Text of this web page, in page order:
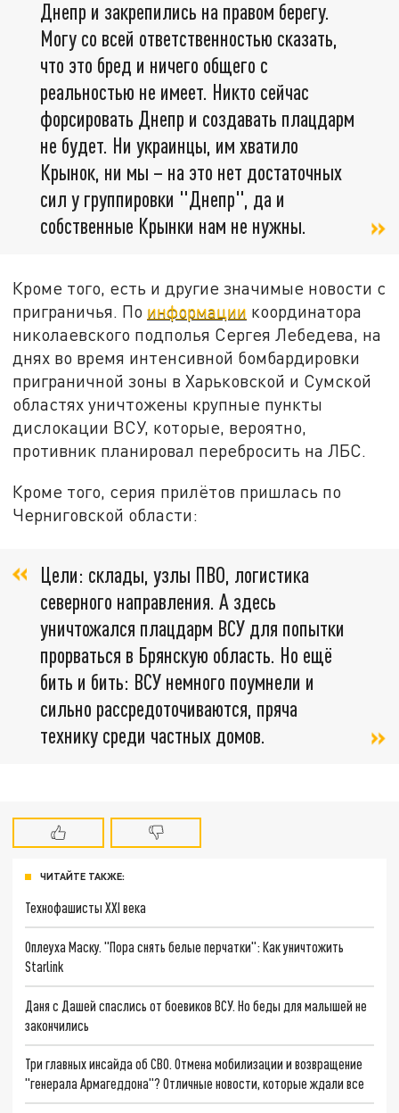
Днепр и закрепились на правом берегу.
Могу со всей ответственностью сказать,
что это бред и ничего общего с
реальностью не имеет. Никто сейчас
форсировать Днепр и создавать плацдарм
не будет. Ни украинцы, им хватило
Крынок, ни мы – на это нет достаточных
сил у группировки "Днепр", да и
собственные Крынки нам не нужны.
Кроме того, есть и другие значимые новости с
приграничья. По информации координатора
николаевского подполья Сергея Лебедева, на
днях во время интенсивной бомбардировки
приграничной зоны в Харьковской и Сумской
областях уничтожены крупные пункты
дислокации ВСУ, которые, вероятно,
противник планировал перебросить на ЛБС.
Кроме того, серия прилётов пришлась по
Черниговской области:
Цели: склады, узлы ПВО, логистика
северного направления. А здесь
уничтожался плацдарм ВСУ для попытки
прорваться в Брянскую область. Но ещё
бить и бить: ВСУ немного поумнели и
сильно рассредоточиваются, пряча
технику среди частных домов.
ЧИТАЙТЕ ТАКЖЕ:
Технофашисты XXI века
Оплеуха Маску. "Пора снять белые перчатки": Как уничтожить
Starlink
Даня с Дашей спаслись от боевиков ВСУ. Но беды для малышей не
закончились
Три главных инсайда об СВО. Отмена мобилизации и возвращение
"генерала Армагеддона"? Отличные новости, которые ждали все